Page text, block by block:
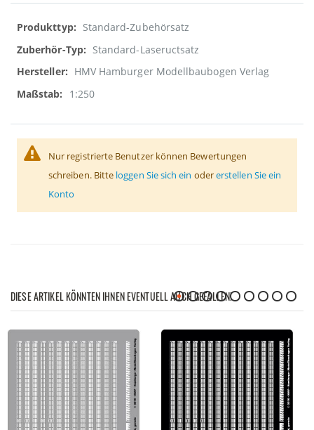
Weitere
Informationen
Standard-Zubehörsatz
Standard-Laseructsatz
HMV Hamburger Modellbaubogen Verlag
1:250
Nur registrierte Benutzer können Bewertungen
schreiben. Bitte loggen Sie sich ein odererstellen Sie ein
Konto
DIESE ARTIKEL KÖNNTEN IHNEN EVENTUELL AUCH GEFALLEN!